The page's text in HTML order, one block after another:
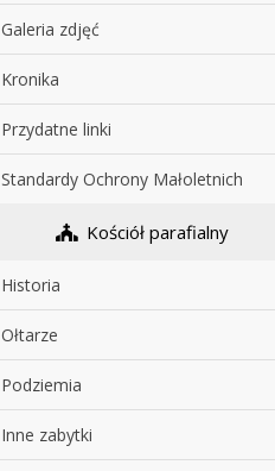
Galeria zdjęć
Kronika
Przydatne linki
Standardy Ochrony Małoletnich
Kościół parafialny
Historia
Ołtarze
Podziemia
Inne zabytki